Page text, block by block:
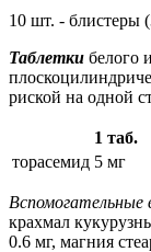
10 шт. - блистеры
Таблетки белого
риской на одной
1 таб.
торасемид 5 мг
Вспомогательные
крахмал
0.6 мг, магния